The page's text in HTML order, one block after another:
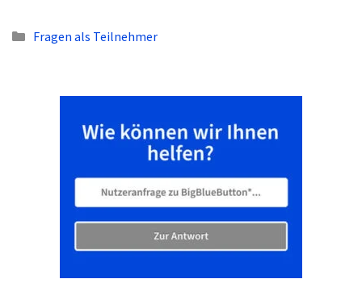
Kategorien
Fragen als Teilnehmer